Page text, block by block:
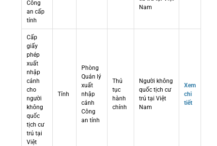
Công
an cấp
tỉnh
Nam
Cấp
giấy
phép
xuất
nhập
cảnh
cho
người
không
quốc
tịch cư
trú tại
Việt
Tỉnh
Phòng
Quản lý
xuất
nhập
cảnh
Công
an tỉnh
Thủ
tục
hành
chính
Người không
quốc tịch cư
trú tại Việt
Nam
Xem
chi
tiết